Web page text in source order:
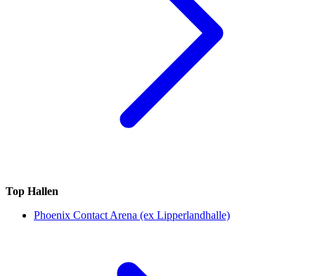
Top Hallen
Phoenix Contact Arena (ex Lipperlandhalle)